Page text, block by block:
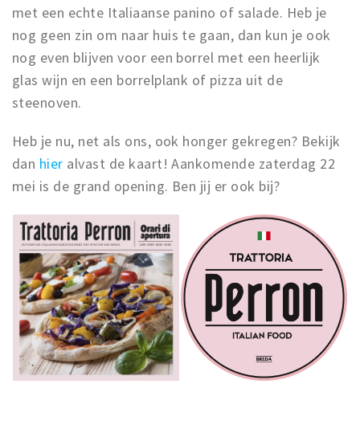
met een echte Italiaanse panino of salade. Heb je
nog geen zin om naar huis te gaan, dan kun je ook
nog even blijven voor een borrel met een heerlijk
glas wijn en een borrelplank of pizza uit de
steenoven.
Heb je nu, net als ons, ook honger gekregen? Bekijk
dan hier alvast de kaart! Aankomende zaterdag 22
mei is de grand opening. Ben jij er ook bij?